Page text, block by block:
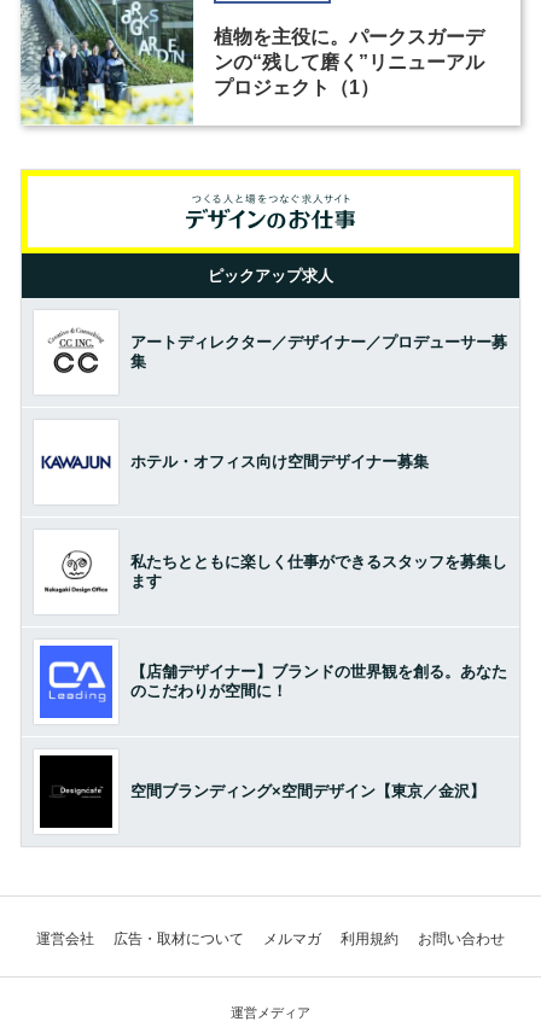
植物を主役に。パークスガーデ
ンの“残して磨く”リニューアル
プロジェクト（1）
ピックアップ求人
アートディレクター／デザイナー／プロデューサー募
集
ホテル・オフィス向け空間デザイナー募集
私たちとともに楽しく仕事ができるスタッフを募集し
ます
【店舗デザイナー】ブランドの世界観を創る。あなた
のこだわりが空間に！
空間ブランディング×空間デザイン【東京／金沢】
運営会社 広告・取材について メルマガ 利用規約 お問い合わせ
運営メディア